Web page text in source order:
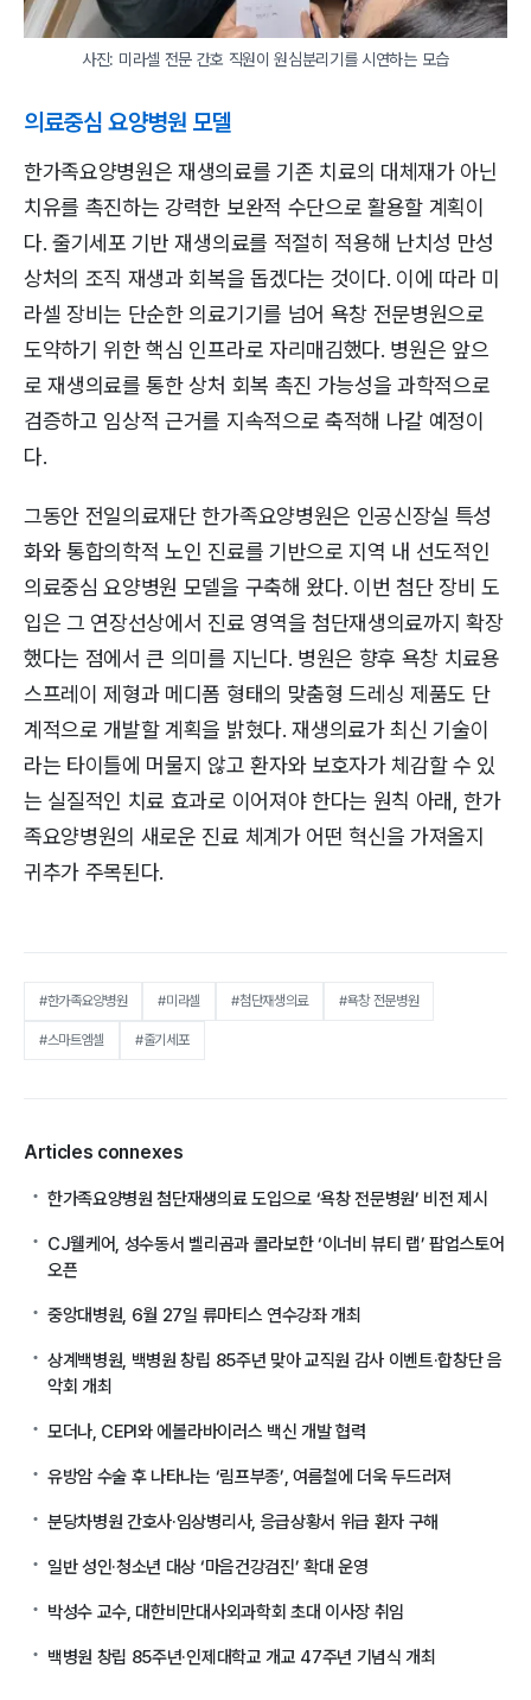
사진: 미라셀 전문 간호 직원이 원심분리기를 시연하는 모습
의료중심 요양병원 모델
한가족요양병원은 재생의료를 기존 치료의 대체재가 아닌
치유를 촉진하는 강력한 보완적 수단으로 활용할 계획이
다. 줄기세포 기반 재생의료를 적절히 적용해 난치성 만성
상처의 조직 재생과 회복을 돕겠다는 것이다. 이에 따라 미
라셀 장비는 단순한 의료기기를 넘어 욕창 전문병원으로
도약하기 위한 핵심 인프라로 자리매김했다. 병원은 앞으
로 재생의료를 통한 상처 회복 촉진 가능성을 과학적으로
검증하고 임상적 근거를 지속적으로 축적해 나갈 예정이
다.
그동안 전일의료재단 한가족요양병원은 인공신장실 특성
화와 통합의학적 노인 진료를 기반으로 지역 내 선도적인
의료중심 요양병원 모델을 구축해 왔다. 이번 첨단 장비 도
입은 그 연장선상에서 진료 영역을 첨단재생의료까지 확장
했다는 점에서 큰 의미를 지닌다. 병원은 향후 욕창 치료용
스프레이 제형과 메디폼 형태의 맞춤형 드레싱 제품도 단
계적으로 개발할 계획을 밝혔다. 재생의료가 최신 기술이
라는 타이틀에 머물지 않고 환자와 보호자가 체감할 수 있
는 실질적인 치료 효과로 이어져야 한다는 원칙 아래, 한가
족요양병원의 새로운 진료 체계가 어떤 혁신을 가져올지
귀추가 주목된다.
#한가족요양병원 #미라셀 #첨단재생의료 #욕창 전문병원
#스마트엠셀 #줄기세포
Articles connexes
한가족요양병원 첨단재생의료 도입으로 ‘욕창 전문병원’ 비전 제시
CJ웰케어, 성수동서 벨리곰과 콜라보한 ‘이너비 뷰티 랩’ 팝업스토어
오픈
중앙대병원, 6월 27일 류마티스 연수강좌 개최
상계백병원, 백병원 창립 85주년 맞아 교직원 감사 이벤트·합창단 음
악회 개최
모더나, CEPI와 에볼라바이러스 백신 개발 협력
유방암 수술 후 나타나는 ‘림프부종’, 여름철에 더욱 두드러져
분당차병원 간호사·임상병리사, 응급상황서 위급 환자 구해
일반 성인·청소년 대상 ‘마음건강검진’ 확대 운영
박성수 교수, 대한비만대사외과학회 초대 이사장 취임
백병원 창립 85주년·인제대학교 개교 47주년 기념식 개최